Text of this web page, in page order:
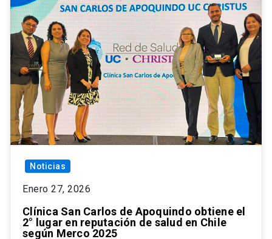
Noticias
Enero 27, 2026
Clínica San Carlos de Apoquindo obtiene el
2° lugar en reputación de salud en Chile
según Merco 2025